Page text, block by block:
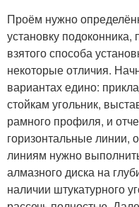
Проём нужно
установку
взятого способа
некоторые отличия.
вариантах едино:
стойкам угольник,
рамного профиля, и
горизонтальные линии,
линиям нужно
алмазного диска на
наличии штукатурного